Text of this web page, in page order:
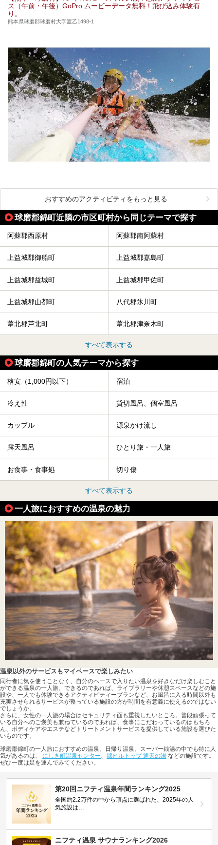
獄温泉 青風荘．」「垂玉温泉 瀧日和」として営業を再開し
します。
ス（午前・午後）GoPro ムービーデータ無料！飛び込み体験有
り。
熊本県球磨郡球磨村大字渡乙1498-1
おすすめのアクティビティをもっと見る
球磨郡錦町近隣の市区町村から同じテーマで探す
阿蘇郡西原村 阿蘇郡南阿蘇村
上益城郡御船町 上益城郡嘉島町
上益城郡益城町 上益城郡甲佐町
上益城郡山都町 八代郡氷川町
葦北郡芦北町 葦北郡津奈木町
すべて表示する
球磨郡錦町の人気テーマから探す
格安（1,000円以下） 宿泊
冷え性 貸切風呂、個室風呂
カップル 源泉かけ流し
露天風呂 ひとり旅・一人旅
お食事・食事処 切り傷
すべて表示する
一人旅におすすめの温泉の魅力
温泉以外のサービスもマイペースで楽しみたい
同行者に気を使うことなく、自分のペースで入りたい温泉を好きなだけ楽しむこと
ができる温泉の一人旅。できるのであれば、ライブラリーや休憩スペースなどの施
設や、一人でも体験できるアクティビティープランなど、お風呂に入る時間以外も
充実させられるサービスが整っている施設の方が時間を有意義に使えるのではない
でしょうか。
さらに、女性の一人旅の場合はセキュリティ面も重視したいところ。普段頑張って
いる自分へのご褒美も兼ねているのであれば、食事にこだわっているのはもちろ
ん、ボディケアやエステなどトリートメントサービスを提供している施設を選びた
いものです。
球磨郡錦町の一人旅におすすめの温泉、日帰り温泉、スーパー銭湯の中でも特に人
気があるのは、 にしき町温泉センター、 錦ヒルトップ 通天の湯 などの施設です。
ぜひ一度は足を運んでみてください。
第20回ニフティ温泉年間ランキング2025
全国約2.2万件の中から頂点に選ばれた、2025年の人
気施設は…
ニフティ温泉 サウナランキング2026